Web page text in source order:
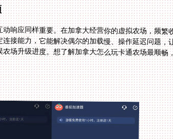
响应同样重要。在加拿大经营你的虚拟农场，频繁
接能力，它能解决偶尔的加载慢、操作延迟问题，让
场升级进度。想了解加拿大怎么玩卡通农场最顺畅，